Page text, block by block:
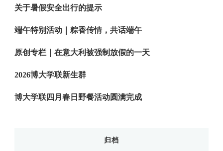
关于暑假安全出行的提示
端午特别活动｜粽香传情，共话端午
原创专栏｜在意大利被强制放假的一天
2026博大学联新生群
博大学联四月春日野餐活动圆满完成
归档